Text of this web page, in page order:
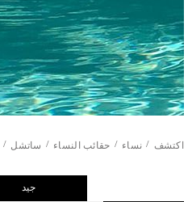
اكتشف / نساء / حقائب النساء / ساتشل /
جيد